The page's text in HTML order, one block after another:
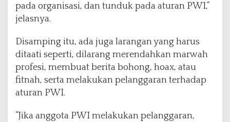
pada organisasi, dan tunduk pada aturan PWI,”
jelasnya.
Disamping itu, ada juga larangan yang harus
ditaati seperti, dilarang merendahkan marwah
profesi, membuat berita bohong, hoax, atau
fitnah, serta melakukan pelanggaran terhadap
aturan PWI.
“Jika anggota PWI melakukan pelanggaran,